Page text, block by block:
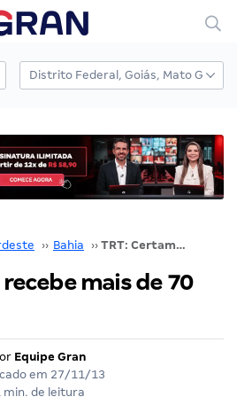
›› Bahia ›› TRT: Certame recebe mais de 70 mil inscritos
mais de 70
Equipe Gran
em 27/11/13
min. de leitura